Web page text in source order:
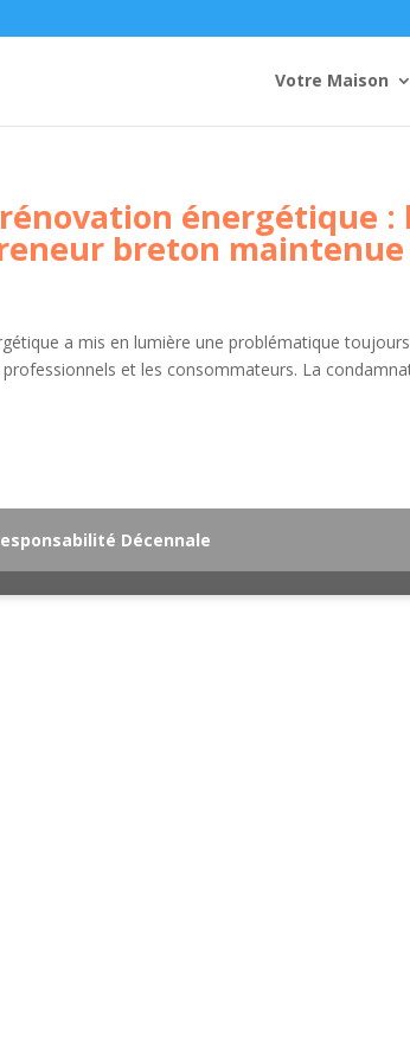
Votre Maison
énergétique :
breton maintenue
a mis en lumière une problématique toujours
et les consommateurs. La
Décennale